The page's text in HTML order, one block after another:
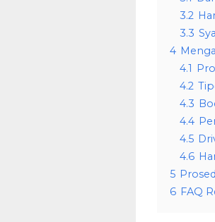
3.2
3.3
4
4.1
4.2
4.3
4.4
4.5
4.6
5
6 FAQ